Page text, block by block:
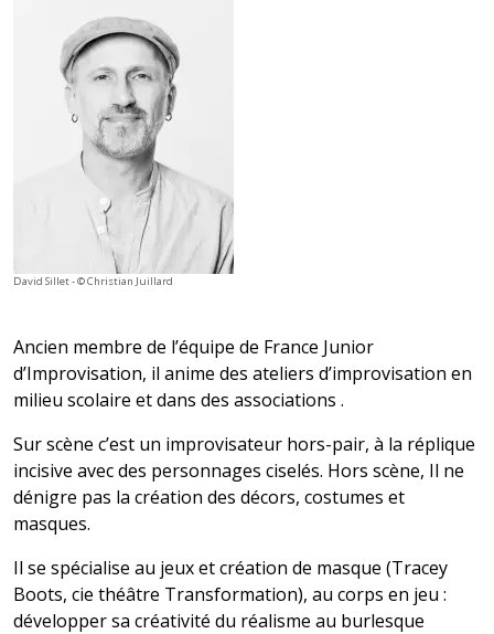
David Sillet - © Christian Juillard
Ancien membre de l’équipe de France Junior
d’Improvisation, il anime des ateliers d’improvisation en
milieu scolaire et dans des associations .
Sur scène c’est un improvisateur hors-pair, à la réplique
incisive avec des personnages ciselés. Hors scène, Il ne
dénigre pas la création des décors, costumes et
masques.
Il se spécialise au jeux et création de masque (Tracey
Boots, cie théâtre Transformation), au corps en jeu :
développer sa créativité du réalisme au burlesque